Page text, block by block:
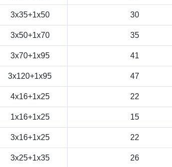
3x35+1x50 30
3x50+1x70 35
3x70+1x95 41
3x120+1x95 47
4x16+1x25 22
1x16+1x25 15
3x16+1x25 22
3x25+1x35 26